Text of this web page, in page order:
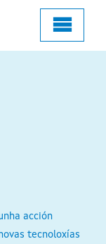
acción
tecnoloxías